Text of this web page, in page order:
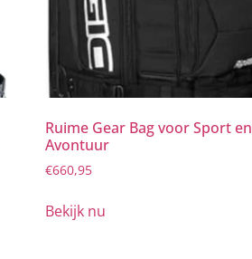
Ruime Gear Bag voor Sport en
Avontuur
€660,95
Bekijk nu